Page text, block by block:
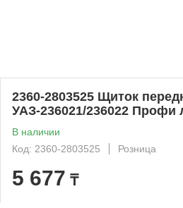
2360-2803525 Щиток
УАЗ-236021/236022
В наличии
Код: 2360-2803525
Розница
5 677 ₸